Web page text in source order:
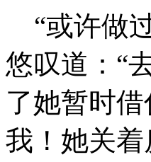
“或许做
悠叹道：“
了她暂时
我！她关